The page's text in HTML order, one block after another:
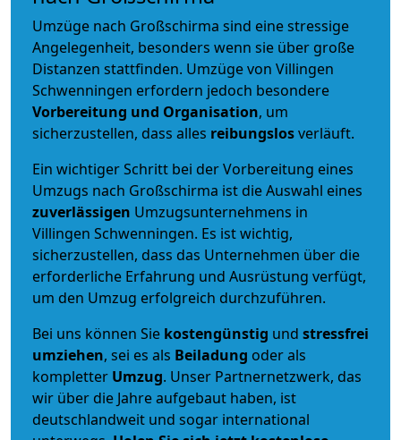
Umzüge nach Großschirma sind eine stressige
Angelegenheit, besonders wenn sie über große
Distanzen stattfinden. Umzüge von Villingen
Schwenningen erfordern jedoch besondere
Vorbereitung und Organisation, um
sicherzustellen, dass alles reibungslosverläuft.
Ein wichtiger Schritt bei der Vorbereitung eines
Umzugs nach Großschirma ist die Auswahl eines
zuverlässigen Umzugsunternehmens in
Villingen Schwenningen. Es ist wichtig,
sicherzustellen, dass das Unternehmen über die
erforderliche Erfahrung und Ausrüstung verfügt,
um den Umzug erfolgreich durchzuführen.
Bei uns können Sie kostengünstig und stressfrei
umziehen, sei es als Beiladung oder als
kompletter Umzug. Unser Partnernetzwerk, das
wir über die Jahre aufgebaut haben, ist
deutschlandweit und sogar international